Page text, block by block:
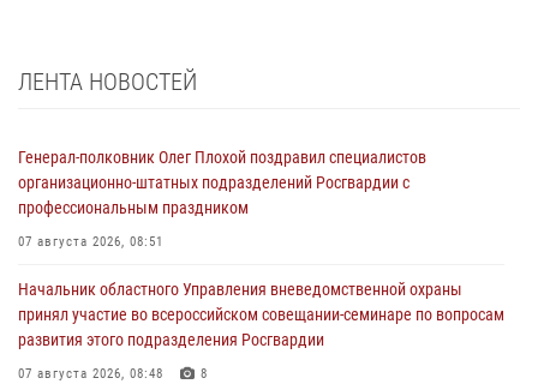
ЛЕНТА НОВОСТЕЙ
Генерал-полковник Олег Плохой поздравил специалистов
организационно-штатных подразделений Росгвардии с
профессиональным праздником
07 августа 2026, 08:51
Начальник областного Управления вневедомственной охраны
принял участие во всероссийском совещании-семинаре по вопросам
развития этого подразделения Росгвардии
07 августа 2026, 08:48 8